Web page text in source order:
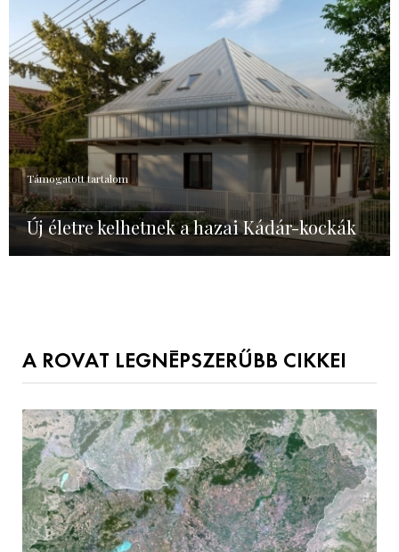
Támogatott tartalom
Új életre kelhetnek a hazai Kádár-kockák
A ROVAT LEGNÉPSZERŰBB CIKKEI